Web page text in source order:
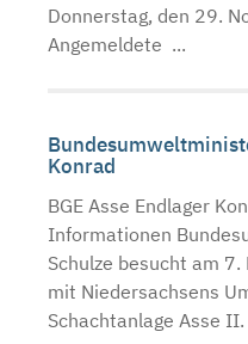
Donnerstag, den 29.
Angemeldete ...
Konrad
BGE Asse Endlager
Informationen
Schulze besucht am
mit Niedersachsens
Schachtanlage Asse